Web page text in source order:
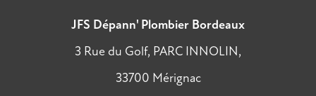
JFS Dépann' Plombier Bordeaux
3 Rue du Golf, PARC INNOLIN,
33700 Mérignac